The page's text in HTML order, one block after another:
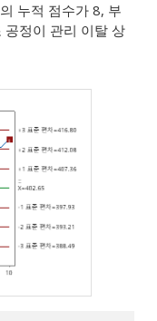
누적 점수가 8, 부
정이 관리 이탈 상